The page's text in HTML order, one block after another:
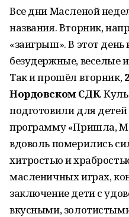
Все дни Масленой
названия. Вторник,
«заигрыш». В этот
безудержные, веселые
Так и прошёл вторник,
Нордовском СДК.
подготовили для
программу «Пришла,
вдоволь померились
хитростью и
масленичных играх,
заключение дети с
вкусными,